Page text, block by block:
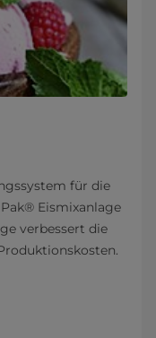
für die
Eismixanlage
verbessert die